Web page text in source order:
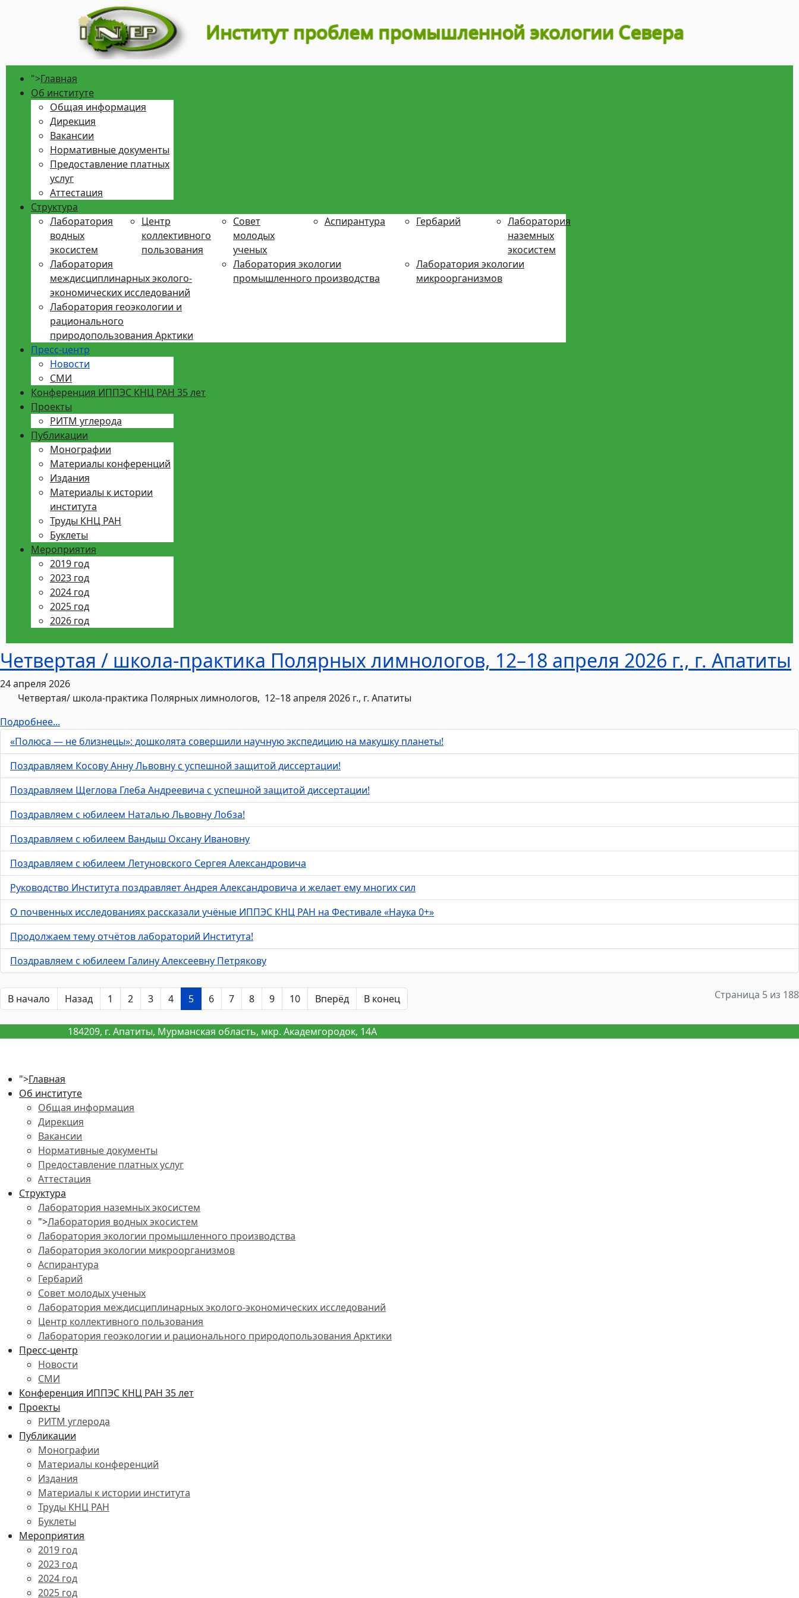
">Главная
Об институте
Общая информация
Дирекция
Вакансии
Нормативные документы
Предоставление платных
услуг
Аттестация
Структура
Лаборатория
водных
экосистем
Центр
коллективного
пользования
Совет
молодых
ученых
Аспирантура Гербарий
Лаборатория
наземных
экосистем
Лаборатория
междисциплинарных эколого-
экономических исследований
Лаборатория экологии
промышленного производства
Лаборатория экологии
микроорганизмов
Лаборатория геоэкологии и
рационального
природопользования Арктики
Пресс-центр
Новости
СМИ
Конференция ИППЭС КНЦ РАН 35 лет
Проекты
РИТМ углерода
Публикации
Монографии
Материалы конференций
Издания
Материалы к истории
института
Труды КНЦ РАН
Буклеты
Мероприятия
2019 год
2023 год
2024 год
2025 год
2026 год
Четвертая / школа-практика Полярных лимнологов, 12–18 апреля 2026 г., г. Апатиты
24 апреля 2026
Четвертая/ школа-практика Полярных лимнологов, 12–18 апреля 2026 г., г. Апатиты
Подробнее...
«Полюса — не близнецы»: дошколята совершили научную экспедицию на макушку планеты!
Поздравляем Косову Анну Львовну с успешной защитой диссертации!
Поздравляем Щеглова Глеба Андреевича с успешной защитой диссертации!
Поздравляем с юбилеем Наталью Львовну Лобза!
Поздравляем с юбилеем Вандыш Оксану Ивановну
Поздравляем с юбилеем Летуновского Сергея Александровича
Руководство Института поздравляет Андрея Александровича и желает ему многих сил
О почвенных исследованиях рассказали учёные ИППЭС КНЦ РАН на Фестивале «Наука 0+»
Продолжаем тему отчётов лабораторий Института!
Поздравляем с юбилеем Галину Алексеевну Петрякову
В начало Назад 1 2 3 4 5 6 7 8 9 10 Вперёд В конец Страница 5 из 188
184209, г. Апатиты, Мурманская область, мкр. Академгородок, 14А
">Главная
Об институте
Общая информация
Дирекция
Вакансии
Нормативные документы
Предоставление платных услуг
Аттестация
Структура
Лаборатория наземных экосистем
">Лаборатория водных экосистем
Лаборатория экологии промышленного производства
Лаборатория экологии микроорганизмов
Аспирантура
Гербарий
Совет молодых ученых
Лаборатория междисциплинарных эколого-экономических исследований
Центр коллективного пользования
Лаборатория геоэкологии и рационального природопользования Арктики
Пресс-центр
Новости
СМИ
Конференция ИППЭС КНЦ РАН 35 лет
Проекты
РИТМ углерода
Публикации
Монографии
Материалы конференций
Издания
Материалы к истории института
Труды КНЦ РАН
Буклеты
Мероприятия
2019 год
2023 год
2024 год
2025 год